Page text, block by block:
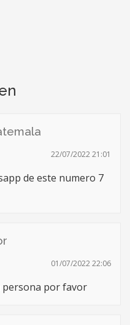
22/07/2022 21:01
de este numero 7
01/07/2022 22:06
persona por favor